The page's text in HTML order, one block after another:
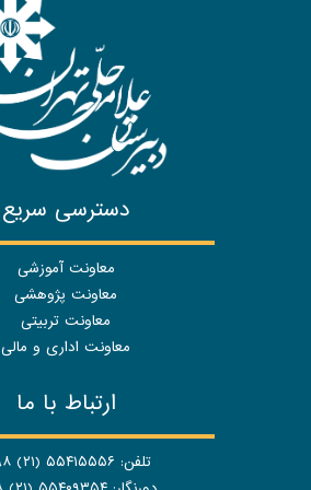
دسترسی سریع
معاونت آموزشی
معاونت پژوهشی
معاونت تربیتی
معاونت اداری و مالی
ارتباط با ما
تلفن: ۵۵۴۱۵۵۵۶ (۲۱) ۰۰۹۸